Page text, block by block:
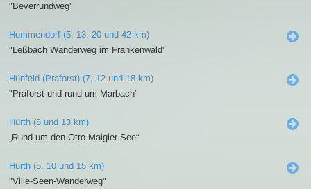
"Beverrundweg"
Hummendorf (5, 13, 20 und 42 km)
"Leßbach Wanderweg im Frankenwald"
Hünfeld (Praforst) (7, 12 und 18 km)
"Praforst und rund um Marbach"
Hürth (8 und 13 km)
„Rund um den Otto-Maigler-See“
Hürth (5, 10 und 15 km)
"Ville-Seen-Wanderweg"